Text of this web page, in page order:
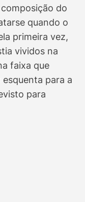
do
quando o
primeira vez,
vividos na
faixa que
para a
para